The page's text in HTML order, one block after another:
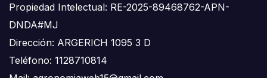
Propiedad Intelectual: RE-2025-89468762-APN-
DNDA#MJ
Dirección: ARGERICH 1095 3 D
Teléfono: 1128710814